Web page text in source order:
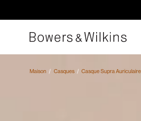
Maison Casques Casque Supra Auriculaire